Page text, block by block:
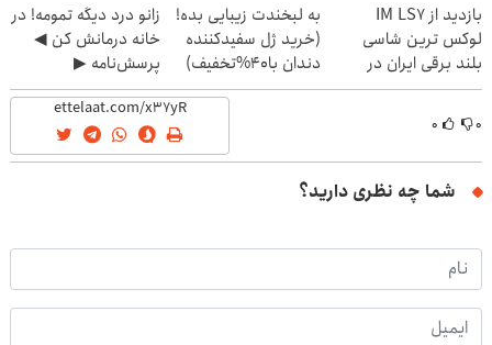
بازدید از IM LS7
لوکس ترین شاسی
بلند برقی ایران در
باشگاه انقلاب
به لبخندت زیبایی بده!
(خرید ژل سفیدکننده
دندان با40%تخفیف)
زانو درد دیگه تمومه! در
خانه درمانش کن ◀
پرسش‌نامه ▶
۰ ۰
شما چه نظری دارید؟